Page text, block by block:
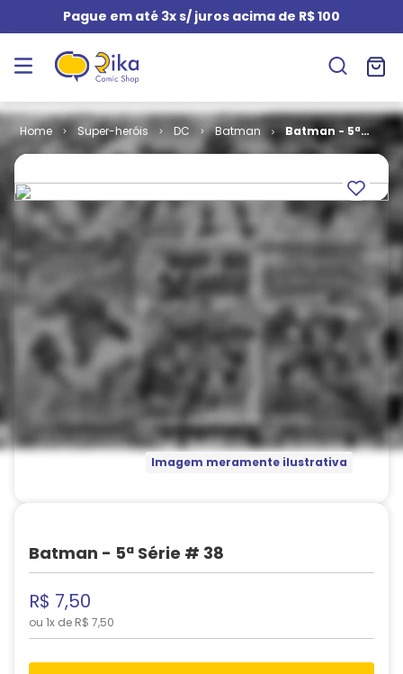
Pague em até 3x s/ juros acima de R$ 100
Super-heróis DC Batman
Batman - 5ª
Série # 38
Imagem meramente ilustrativa
Batman - 5ª Série # 38
R$ 7,50
ou 1x de R$ 7,50